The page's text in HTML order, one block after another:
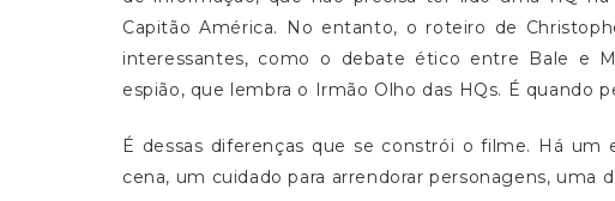
Capitão América. No entanto, o roteiro de
interessantes, como o debate ético entre Bale e
espião, que lembra o Irmão Olho das HQs. É quando
É dessas diferenças que se constrói o filme. Há
cena, um cuidado para arrendorar personagens, uma